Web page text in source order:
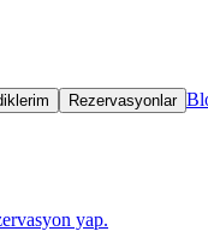
Rezervasyonlar
yap.